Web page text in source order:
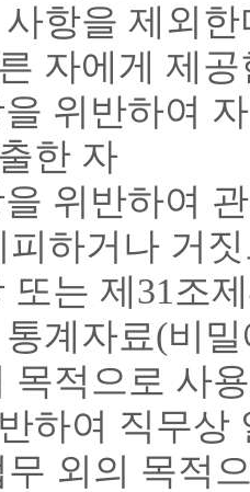
항을 제외
자에게 제공
위반하여
한 자
위반하여
피하거나 거
또는 제31조
계자료(비
목적으로 사
하여 직무상
외의 목적